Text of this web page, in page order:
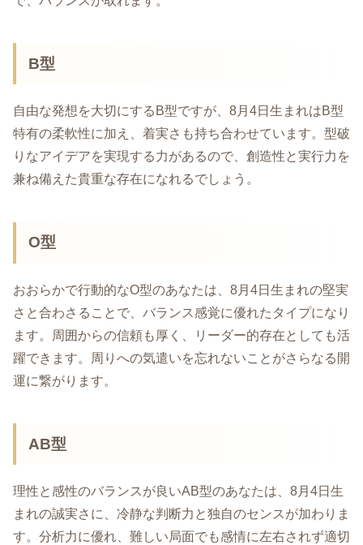
B型
自由な発想を大切にするB型ですが、8月4日生まれはB型
特有の柔軟性に加え、着実さも持ち合わせています。型破
りなアイデアを実現する力があるので、創造性と実行力を
兼ね備えた貴重な存在になれるでしょう。
O型
おおらかで行動的なO型のあなたは、8月4日生まれの堅実
さと合わさることで、バランス感覚に優れたタイプになり
ます。周囲からの信頼も厚く、リーダー的存在としても活
躍できます。周りへの気遣いを忘れないことがさらなる開
運に繋がります。
AB型
理性と感性のバランスが良いAB型のあなたは、8月4日生
まれの誠実さに、冷静な判断力と独自のセンスが加わりま
す。分析力に優れ、難しい局面でも感情に左右されず適切